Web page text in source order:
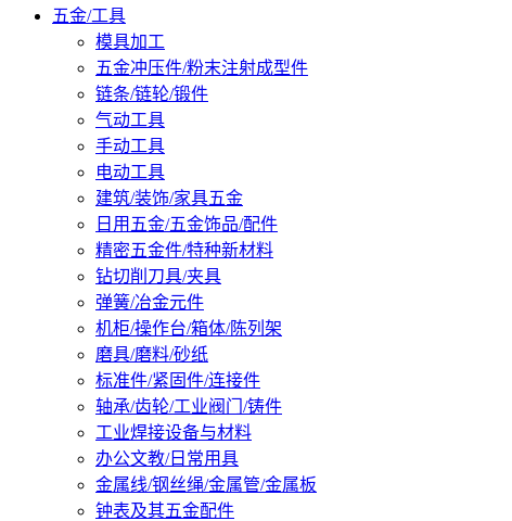
五金/工具
模具加工
五金冲压件/粉末注射成型件
链条/链轮/锻件
气动工具
手动工具
电动工具
建筑/装饰/家具五金
日用五金/五金饰品/配件
精密五金件/特种新材料
钻切削刀具/夹具
弹簧/冶金元件
机柜/操作台/箱体/陈列架
磨具/磨料/砂纸
标准件/紧固件/连接件
轴承/齿轮/工业阀门/铸件
工业焊接设备与材料
办公文教/日常用具
金属线/钢丝绳/金属管/金属板
钟表及其五金配件